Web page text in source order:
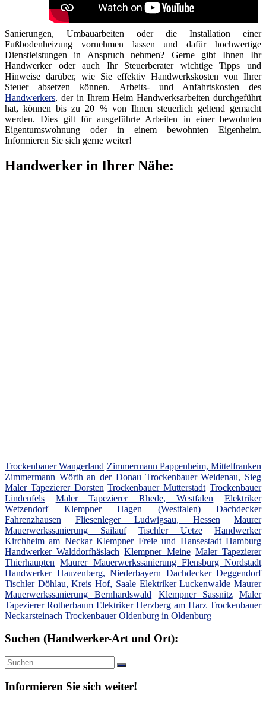
Sanierungen, Umbauarbeiten oder die Installation einer
Fußbodenheizung vornehmen lassen und dafür hochwertige
Dienstleistungen in Anspruch nehmen? Gerne gibt Ihnen Ihr
Handwerker oder auch Ihr Steuerberater wichtige Tipps und
Hinweise darüber, wie Sie effektiv Handwerkskosten von Ihrer
Steuer absetzen können. Arbeits- und Anfahrtskosten des
Handwerkers, der in Ihrem Heim Handwerksarbeiten durchgeführt
hat, können bis zu 20 % von Ihnen steuerlich geltend gemacht
werden. Dies gilt für ausgeführte Arbeiten in einer bewohnten
Eigentumswohnung oder in einem bewohnten Eigenheim.
Informieren Sie sich gerne weiter!
Handwerker in Ihrer Nähe:
Trockenbauer Wangerland Zimmermann Pappenheim, Mittelfranken
Zimmermann Wörth an der Donau Trockenbauer Weidenau, Sieg
Maler Tapezierer Dorsten Trockenbauer Mutterstadt Trockenbauer
Lindenfels
Maler Tapezierer Rhede, Westfalen
Elektriker
Wetzendorf
Klempner Hagen (Westfalen)
Dachdecker
Fahrenzhausen
Fliesenleger Ludwigsau, Hessen
Maurer
Mauerwerkssanierung Sailauf
Tischler Uetze
Handwerker
Kirchheim am Neckar Klempner Freie und Hansestadt Hamburg
Handwerker Walddorfhäslach Klempner Meine Maler Tapezierer
Thierhaupten
Maurer Mauerwerkssanierung Flensburg Nordstadt
Handwerker Hauzenberg, Niederbayern Dachdecker Deggendorf
Tischler Döhlau, Kreis Hof, Saale Elektriker Luckenwalde Maurer
Mauerwerkssanierung Bernhardswald
Klempner Sassnitz
Maler
Tapezierer Rotherbaum Elektriker Herzberg am Harz Trockenbauer
Neckarsteinach Trockenbauer Oldenburg in Oldenburg
Suchen (Handwerker-Art und Ort):
Suche
nach:
Suchen
Informieren Sie sich weiter!